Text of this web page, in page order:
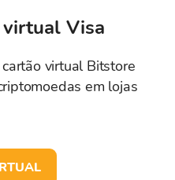
Visa
virtual Bitstore
em lojas